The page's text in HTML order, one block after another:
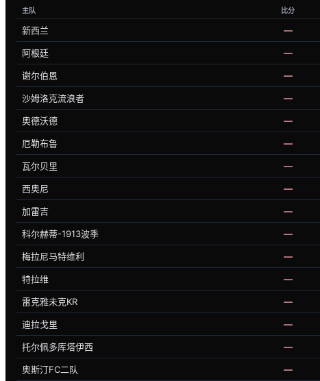
主队 比分
新西兰 —
阿根廷 —
谢尔伯恩 —
沙姆洛克流浪者 —
奥德沃德 —
厄勒布鲁 —
瓦尔贝里 —
西奥尼 —
加雷吉 —
科尔赫蒂-1913波季 —
梅拉尼马特维利 —
特拉维 —
雷克雅未克KR —
迪拉戈里 —
托尔佩多库塔伊西 —
奥斯汀FC二队 —